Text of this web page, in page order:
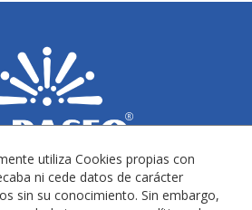
utiliza Cookies propias con
ni cede datos de carácter
sin su conocimiento. Sin embargo,